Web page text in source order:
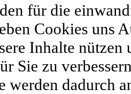
für die
Cookies uns
Inhalte
Sie zu
werden dadurch